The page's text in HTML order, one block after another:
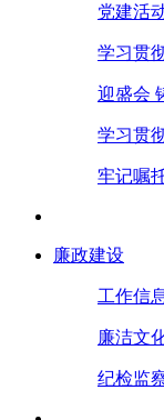
党建活
学习贯
迎盛会
学习贯
牢记嘱
廉政建设
工作信
廉洁文
纪检监